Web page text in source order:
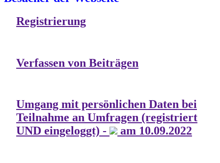
Registrierung
Verfassen von Beiträgen
Umgang mit persönlichen Daten bei
Teilnahme an Umfragen (registriert
UND eingeloggt) -
am 10.09.2022